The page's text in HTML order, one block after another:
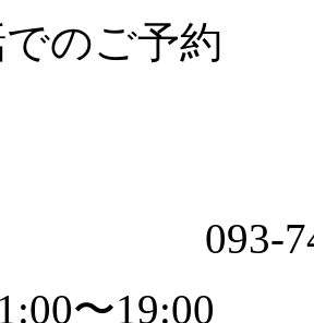
のご予約
093-
〜19:00